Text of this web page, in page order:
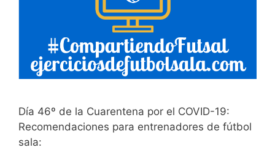
Día 46º de la Cuarentena por el COVID-19:
Recomendaciones para entrenadores de fútbol
sala: